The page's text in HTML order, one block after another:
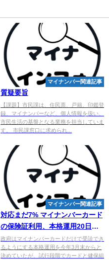
マイナンバー関連記事
質疑要旨
【課題】市民課は、住民票、戸籍、印鑑登
録、マイナンバーなど、個人情報を扱い、
市民生活の基盤となる業務を担当していま
す。 市民課窓口に求められ...
マイナンバー関連記事
対応まだ7% マイナンバーカード
の保険証利用、本格運用20日か
ら - Yahoo!ニュース
政府はマイナンバーカードだけで受診でき
るようにする本格運用を今年3月末からと
決めていたが、試行段階でカードと健保組